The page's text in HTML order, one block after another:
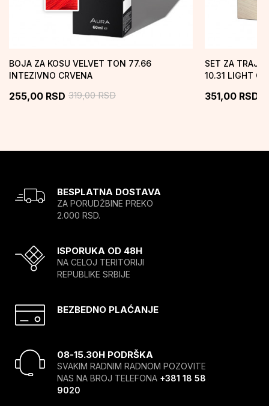
BOJA ZA KOSU VELVET TON 77.66
INTEZIVNO CRVENA
255,00 RSD 319,00RSD
SET ZA
10.31 LIGHT
351,00 RSD
BESPLATNA DOSTAVA
ZA PORUDŽBINE PREKO
2.000 RSD.
ISPORUKA OD 48H
NA CELOJ TERITORIJI
REPUBLIKE SRBIJE
BEZBEDNO PLAĆANJE
08-15.30H PODRŠKA
SVAKIM RADNIM RADNOM POZOVITE
NAS NA BROJ TELEFONA +381 18 58
9020